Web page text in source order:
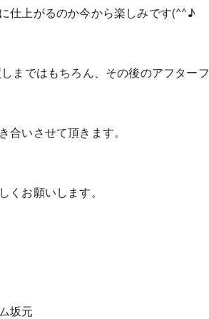
仕上がるのか今から楽しみです(^^♪
まではもちろん、その後のアフター
合いさせて頂きます。
くお願いします。
坂元